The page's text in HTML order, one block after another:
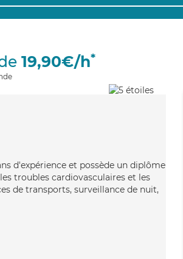
19,90€/h*
d'expérience et possède un diplôme
troubles cardiovasculaires et les
de transports, surveillance de nuit,